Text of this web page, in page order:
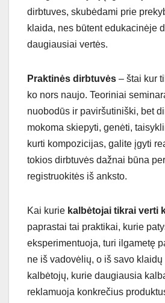
dirbtuves, skubėdami prie
klaida, nes būtent edukacinėje
daugiausiai vertės.
Praktinės dirbtuvės – štai kur
ko nors naujo. Teoriniai
nuobodūs ir paviršutiniški, bet
mokoma skiepyti, genėti,
kurti kompozicijas, galite įgyti
tokios dirbtuvės dažnai būna
registruokitės iš anksto.
Kai kurie kalbėtojai tikrai verti
paprastai tai praktikai, kurie
eksperimentuoja, turi ilgametę
ne iš vadovėlių, o iš savo
kalbėtojų, kurie daugiausia
reklamuoja konkrečius